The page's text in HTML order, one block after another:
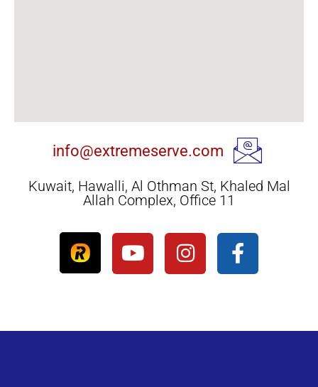
info@extremeserve.com
Kuwait, Hawalli, Al Othman St, Khaled Mal
Allah Complex, Office 11